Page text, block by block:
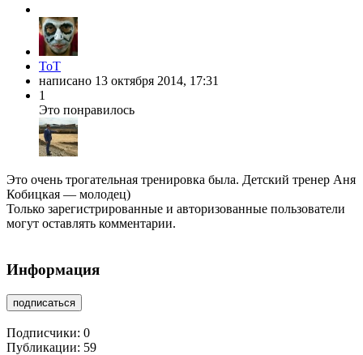
ToT
написано 13 октября 2014, 17:31
1
Это понравилось
Это очень трогательная тренировка была. Детский тренер Аня
Кобицкая — молодец)
Только зарегистрированные и авторизованные пользователи
могут оставлять комментарии.
Информация
подписаться
Подписчики: 0
Публикации: 59